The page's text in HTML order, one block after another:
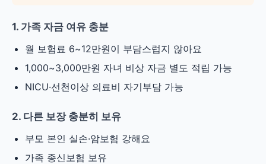
1. 가족 자금 여유 충분
월 보험료 6~12만원이 부담스럽지 않아요
1,000~3,000만원 자녀 비상 자금 별도 적립 가능
NICU·선천이상 의료비 자기부담 가능
2. 다른 보장 충분히 보유
부모 본인 실손·암보험 강해요
가족 종신보험 보유